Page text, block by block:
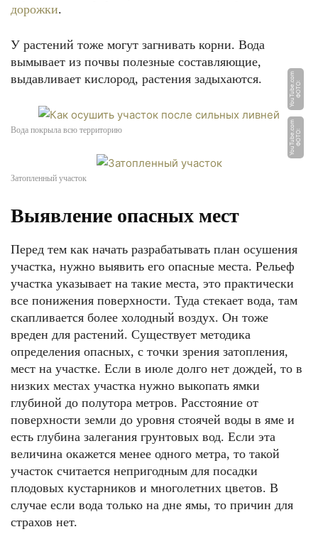
дорожки.
У растений тоже могут загнивать корни. Вода
вымывает из почвы полезные составляющие,
выдавливает кислород, растения задыхаются.
Ф
О
Т
О:
Y
o
u
T
u
b
e.
c
o
m
Вода покрыла всю территорию Ф
О
Т
О:
Y
o
u
T
u
b
e.
c
o
m
Затопленный участок
Выявление опасных мест
Перед тем как начать разрабатывать план осушения
участка, нужно выявить его опасные места. Рельеф
участка указывает на такие места, это практически
все понижения поверхности. Туда стекает вода, там
скапливается более холодный воздух. Он тоже
вреден для растений. Существует методика
определения опасных, с точки зрения затопления,
мест на участке. Если в июле долго нет дождей, то в
низких местах участка нужно выкопать ямки
глубиной до полутора метров. Расстояние от
поверхности земли до уровня стоячей воды в яме и
есть глубина залегания грунтовых вод. Если эта
величина окажется менее одного метра, то такой
участок считается непригодным для посадки
плодовых кустарников и многолетних цветов. В
случае если вода только на дне ямы, то причин для
страхов нет.